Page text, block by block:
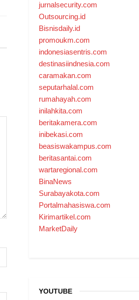
jurnalsecurity.com
Outsourcing.id
Bisnisdaily.id
promoukm.com
indonesiasentris.com
destinasiindnesia.com
caramakan.com
seputarhalal.com
rumahayah.com
inilahkita.com
beritakamera.com
inibekasi.com
beasiswakampus.com
beritasantai.com
wartaregional.com
BinaNews
Surabayakota.com
Portalmahasiswa.com
Kirimartikel.com
MarketDaily
YOUTUBE